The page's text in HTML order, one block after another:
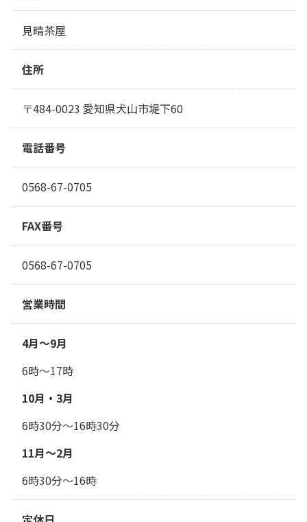
見晴茶屋
住所
〒484-0023 愛知県犬山市堤下60
電話番号
0568-67-0705
FAX番号
0568-67-0705
営業時間
4月～9月
6時〜17時
10月・3月
6時30分〜16時30分
11月～2月
6時30分〜16時